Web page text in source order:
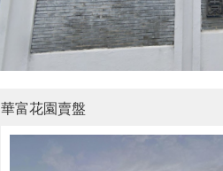
華富花園賣盤